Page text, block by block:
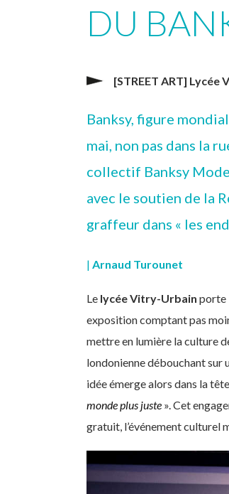
DU
[STREET ART]
Banksy, figure
mai, non pas dans la
collectif Banksy
avec le soutien de la
graffeur dans « les
| Arnaud Turounet
Le lycée Vitry-Urbain porte
exposition comptant pas
mettre en lumière la culture
londonienne débouchant
idée émerge alors dans la
monde plus juste ». Cet
gratuit, l’événement culturel